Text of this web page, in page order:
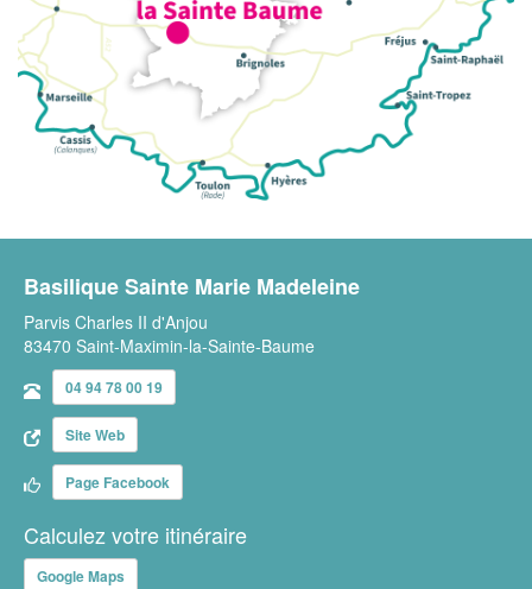
Basilique Sainte Marie Madeleine
Parvis Charles II d'Anjou
83470 Saint-Maximin-la-Sainte-Baume
04 94 78 00 19
Site Web
Page Facebook
Calculez votre itinéraire
Google Maps